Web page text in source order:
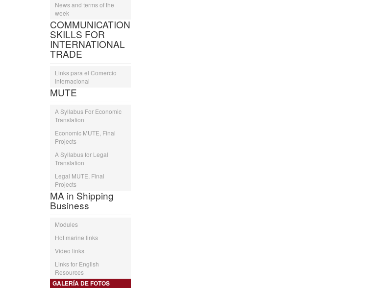
News and terms of the
week
COMMUNICATION
SKILLS FOR
INTERNATIONAL
TRADE
Links para el Comercio
Internacional
MUTE
A Syllabus For Economic
Translation
Economic MUTE, Final
Projects
A Syllabus for Legal
Translation
Legal MUTE, Final
Projects
MA in Shipping
Business
Modules
Hot marine links
Video links
Links for English
Resources
GALERÍA DE FOTOS